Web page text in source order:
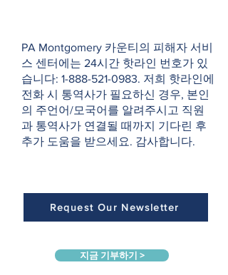
PA Montgomery 카운티의 피해자 서비
스 센터에는 24시간 핫라인 번호가 있
습니다: 1-888-521-0983. 저희 핫라인에
전화 시 통역사가 필요하신 경우, 본인
의 주언어/모국어를 알려주시고 직원
과 통역사가 연결될 때까지 기다린 후
추가 도움을 받으세요. 감사합니다.
Request Our Newsletter
지금 기부하기 >